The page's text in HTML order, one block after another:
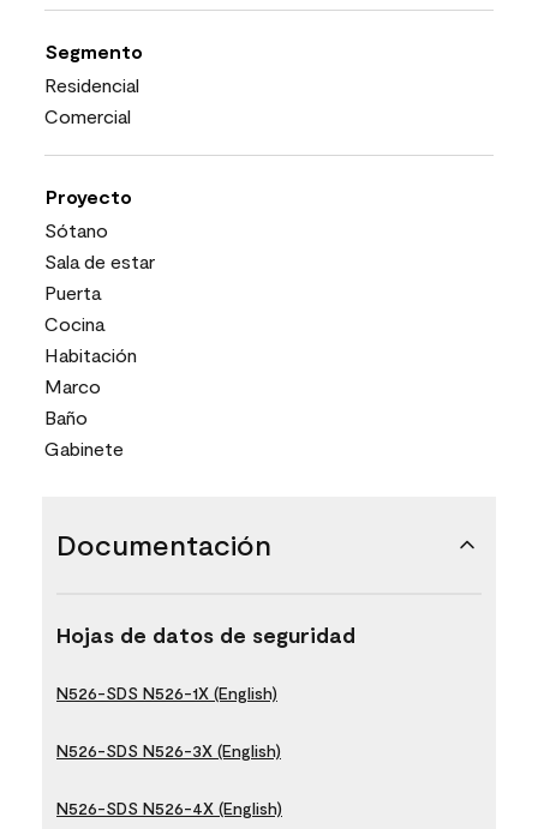
Segmento
Residencial
Comercial
Proyecto
Sótano
Sala de estar
Puerta
Cocina
Habitación
Marco
Baño
Gabinete
Documentación
Hojas de datos de seguridad
N526-SDS N526-1X (English)
N526-SDS N526-3X (English)
N526-SDS N526-4X (English)